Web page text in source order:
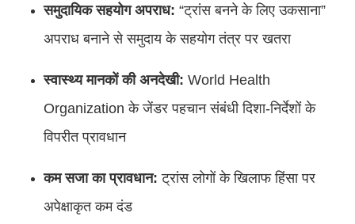
समुदायिक सहयोग अपराध: “ट्रांस बनने के लिए उकसाना”
अपराध बनाने से समुदाय के सहयोग तंत्र पर खतरा
स्वास्थ्य मानकों की अनदेखी: World Health
Organization के जेंडर पहचान संबंधी दिशा-निर्देशों के
विपरीत प्रावधान
कम सजा का प्रावधान: ट्रांस लोगों के खिलाफ हिंसा पर
अपेक्षाकृत कम दंड